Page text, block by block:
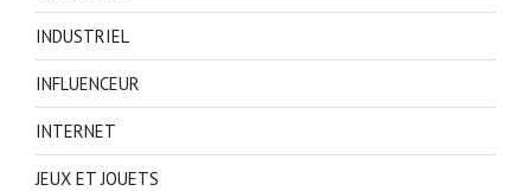
INDUSTRIEL
INFLUENCEUR
INTERNET
JEUX ET JOUETS